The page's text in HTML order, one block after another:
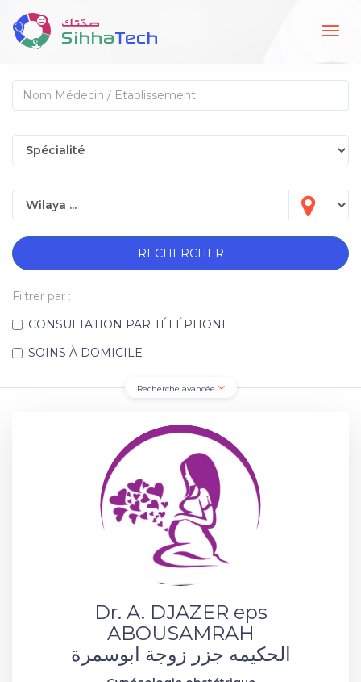
RECHERCHER
Filtrer par :
CONSULTATION PAR TÉLÉPHONE
SOINS À DOMICILE
Recherche avancée
Dr. A. DJAZER eps
ABOUSAMRAH
الحكيمه جزر زوجة ابوسمرة